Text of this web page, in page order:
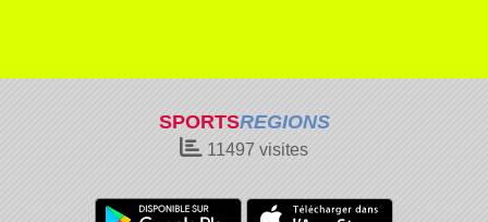
SPORTSREGIONS
11497 visites